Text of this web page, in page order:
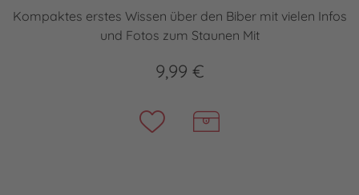
Kompaktes erstes Wissen über den Biber mit vielen Infos
und Fotos zum Staunen Mit
9,99 €